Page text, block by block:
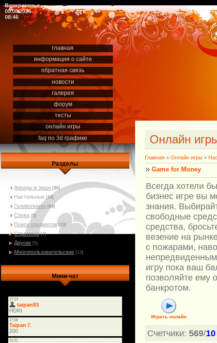
Воскресенье
09.08.2026
08:46
главная
информация о сайте
обратная связь
новости
галерея
форум
тесты
онлайн игры
faq по 3d графике
Разделы
Аркады и экшн [86]
Настольные [14]
Головоломки [64]
Слова [5]
Поиск предметов [23]
Стратегии [7]
Другие [5]
Многопользовательские [13]
Мини-чат
Онлайн
Главная » Онлайн игры »
Game for Money
Всегда хотели
бизнес игре вы
знания.
свободные
средства,
везение на
с пожарами,
игру пока ваш
позволяйте ему
банкротом.
Играть онлайн
Счетчики: 569/10